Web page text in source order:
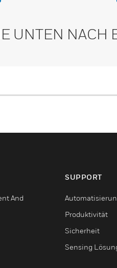
UNTEN NACH
And
SUPPORT
Produktivität
Sicherheit
Sensing